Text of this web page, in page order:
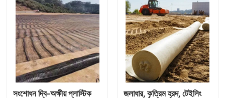
আমাদের সাথে যোগাযোগ করুন
উদ্ধৃতির জন্য আবেদন
জিওটেক্সটাইল জিওগ্রিড
সংশোধন দ্বি-অক্ষীয় প্লাস্টিক জলাধার, কৃত্রিম হ্রদ, টেইলিং